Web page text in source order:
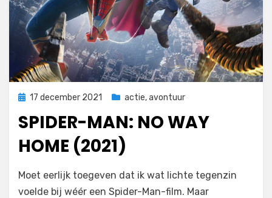
Geplaatst
17 december 2021 actie,avontuur
SPIDER-MAN: NO WAY
HOME (2021)
door Filmofiel.nl
Moet eerlijk toegeven dat ik wat lichte tegenzin
voelde bij wéér een Spider-Man-film. Maar